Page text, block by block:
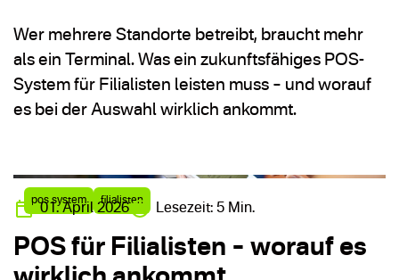
Wer mehrere Standorte betreibt, braucht mehr
als ein Terminal. Was ein zukunftsfähiges POS-
System für Filialisten leisten muss – und worauf
es bei der Auswahl wirklich ankommt.
pos system filialisten
01. April 2026 Lesezeit: 5 Min.
POS für Filialisten – worauf es